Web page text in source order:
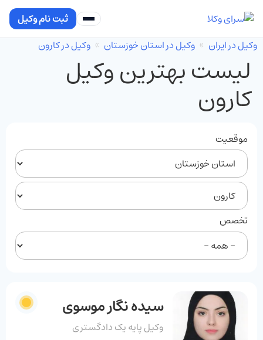
ثبت نام وکیل
وکیل در ایران
وکیل در استان خوزستان وکیل در کارون
لیست بهترین وکیل
کارون
موقعیت
تخصص
سیده نگار موسوی
وکیل پایه یک دادگستری